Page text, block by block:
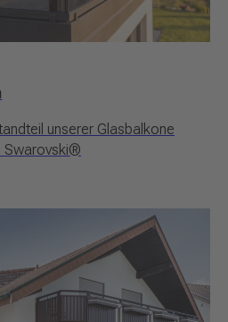
unserer Glasbalkone
Swarovski®️